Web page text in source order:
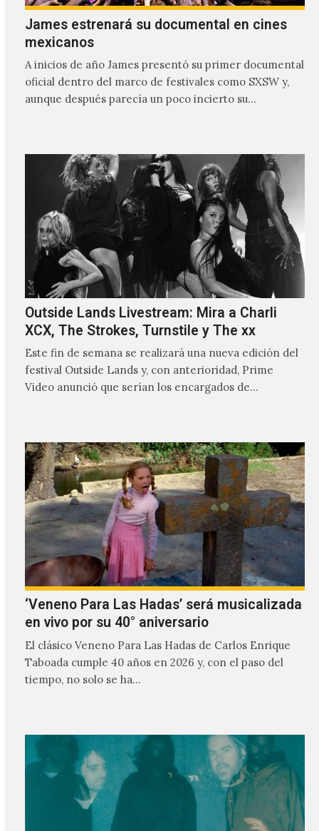
James estrenará su documental en cines
mexicanos
A inicios de año James presentó su primer documental
oficial dentro del marco de festivales como SXSW y,
aunque después parecía un poco incierto su…
Outside Lands Livestream: Mira a Charli
XCX, The Strokes, Turnstile y The xx
Este fin de semana se realizará una nueva edición del
festival Outside Lands y, con anterioridad, Prime
Video anunció que serían los encargados de
‘Veneno Para Las Hadas’ será musicalizada
en vivo por su 40° aniversario
El clásico Veneno Para Las Hadas de Carlos Enrique
Taboada cumple 40 años en 2026 y, con el paso del
tiempo, no solo se ha…